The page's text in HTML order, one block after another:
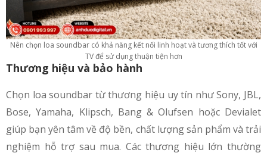
Nên chọn loa soundbar có khả năng kết nối linh hoạt và tương thích tốt với
TV để sử dụng thuận tiện hơn
Thương hiệu và bảo hành
Chọn loa soundbar từ thương hiệu uy tín như Sony, JBL,
Bose, Yamaha, Klipsch, Bang & Olufsen hoặc Devialet
giúp bạn yên tâm về độ bền, chất lượng sản phẩm và trải
nghiệm hỗ trợ sau mua. Các thương hiệu lớn thường